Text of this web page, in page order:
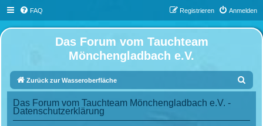
FAQ Anmelden
Registrieren
Das Forum vom Tauchteam
Mönchengladbach e.V.
Zurück zur Wasseroberfläche
u
h
Das Forum vom Tauchteam Mönchengladbach e.V. -
Datenschutzerklärung